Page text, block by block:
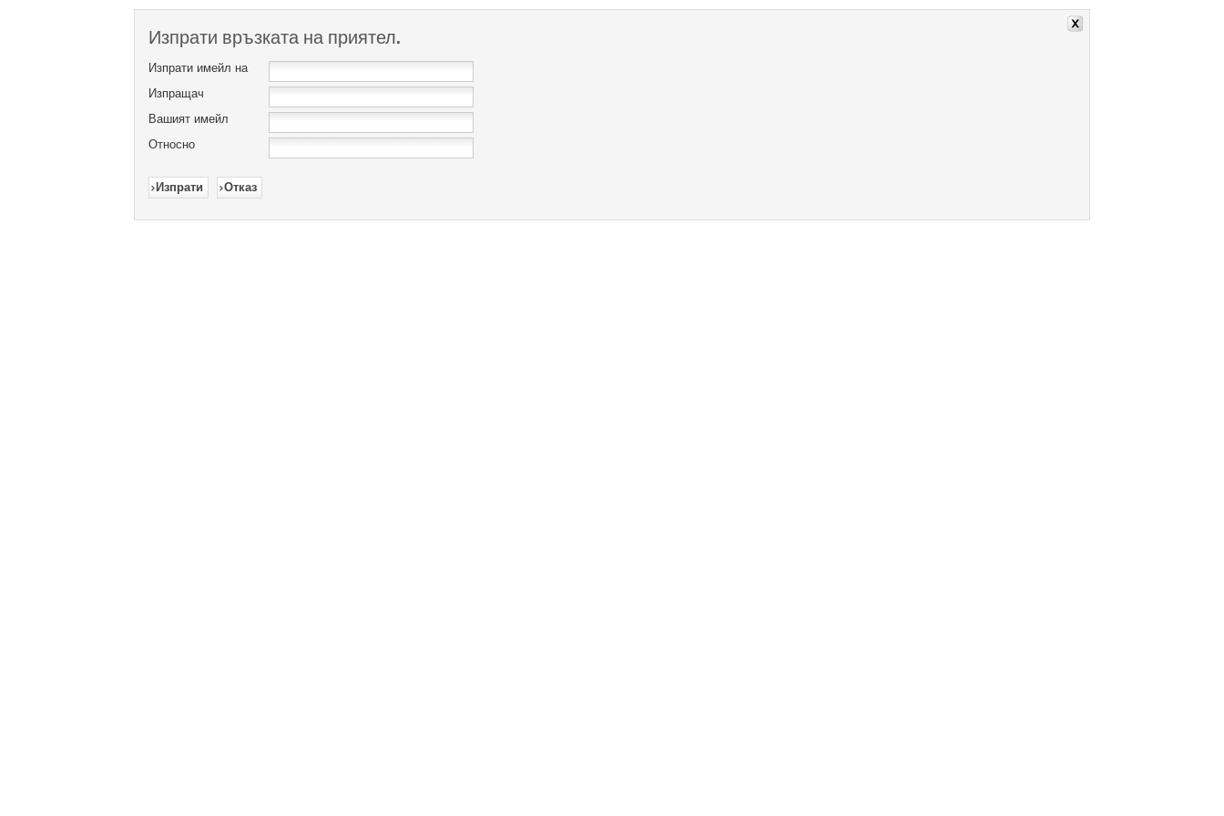
Изпрати връзката на приятел.
Изпрати имейл на
Изпращач
Вашият имейл
Относно
Изпрати Отказ